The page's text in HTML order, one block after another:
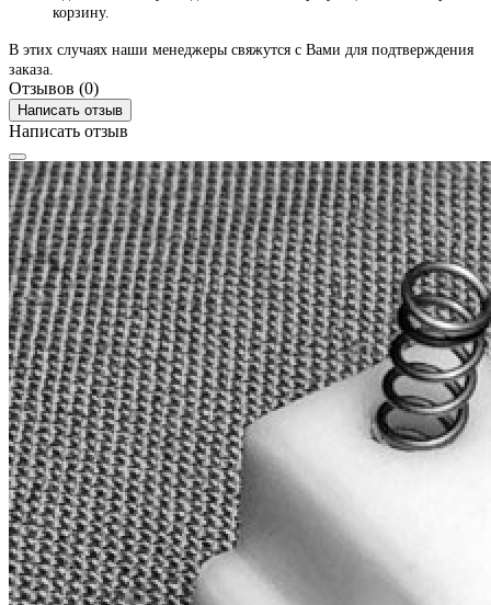
корзину.
В этих случаях наши менеджеры свяжутся с Вами для подтверждения
заказа.
Отзывов (0)
Написать отзыв
Написать отзыв